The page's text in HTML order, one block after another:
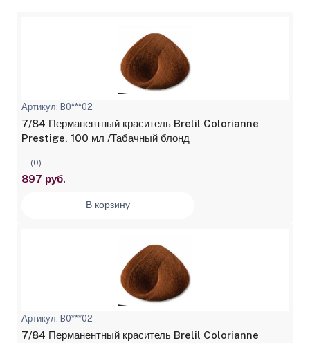
Артикул: B0***02
7/84 Перманентный краситель Brelil Colorianne
Prestige, 100 мл /Табачный блонд
(0)
897 руб.
В корзину
Артикул: B0***02
7/84 Перманентный краситель Brelil Colorianne